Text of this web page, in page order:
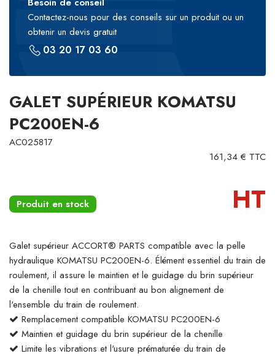
Contactez-nous pour des conseils sur un produit ou un
obtenir un devis gratuit
03 20 17 03 60
GALET SUPÉRIEUR KOMATSU
PC200EN-6
AC025817
161,34 € TTC
Produit en stock HT
Galet supérieur ACCORT® PARTS compatible avec la pelle
hydraulique KOMATSU PC200EN-6. Élément essentiel du train de
roulement, il assure le maintien et le guidage du brin supérieur
de la chenille tout en contribuant au bon alignement de
l'ensemble du train de roulement.
Remplacement compatible KOMATSU PC200EN-6
Maintien et guidage du brin supérieur de la chenille
Limite les vibrations et l'usure prématurée du train de